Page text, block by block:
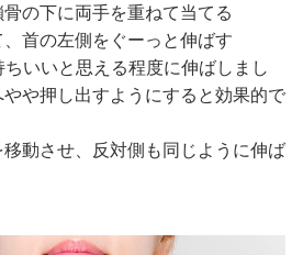
の下に両手を重ねて当てる
首の左側をぐーっと伸ばす
いいと思える程度に伸ばしまし
や押し出すようにすると効果的で
動させ、反対側も同じように伸ば